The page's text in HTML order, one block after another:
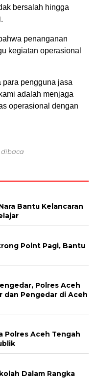
bersalah hingga
penanganan
kegiatan operasional
para pengguna jasa
adalah menjaga
operasional dengan
dibaca
Bantu Kelancaran
Point Pagi, Bantu
Polres Aceh
dan Pengedar di Aceh
Polres Aceh Tengah
Dalam Rangka